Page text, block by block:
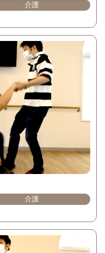
介護
介護